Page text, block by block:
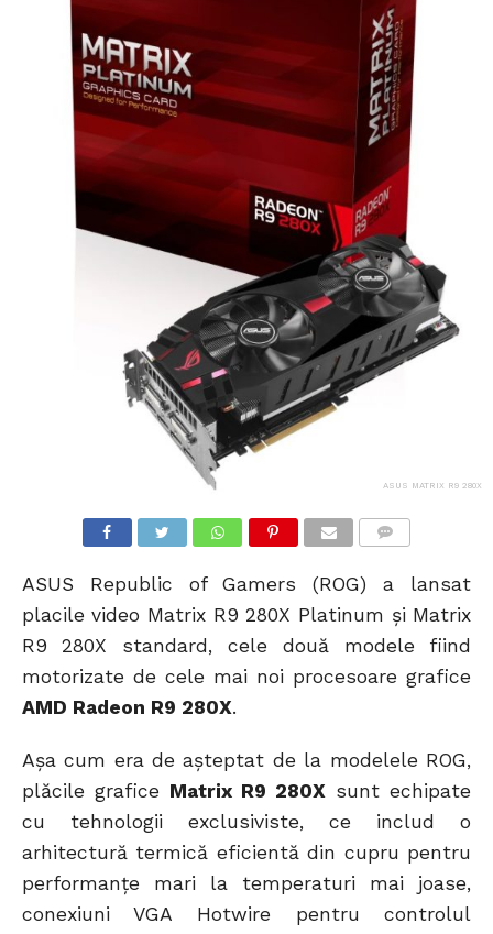
ASUS MATRIX R9 280X
ASUS Republic of Gamers (ROG) a lansat
placile video Matrix R9 280X Platinum și Matrix
R9 280X standard, cele două modele fiind
motorizate de cele mai noi procesoare grafice
AMD Radeon R9 280X.
Așa cum era de așteptat de la modelele ROG,
plăcile grafice Matrix R9 280X sunt echipate
cu tehnologii exclusiviste, ce includ o
arhitectură termică eficientă din cupru pentru
performanțe mari la temperaturi mai joase,
conexiuni VGA Hotwire pentru controlul